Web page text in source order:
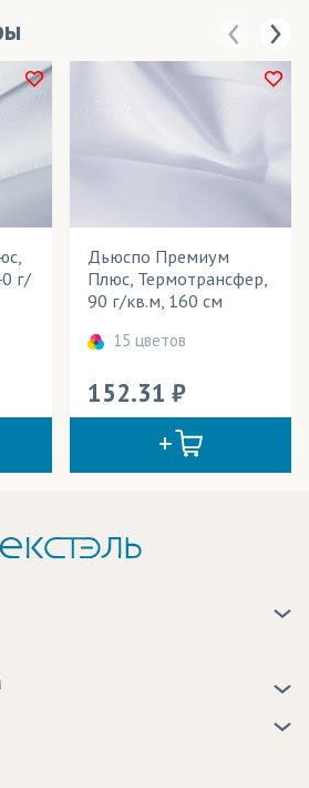
г/
Дьюспо Премиум
Плюс, Термотрансфер,
90 г/кв.м, 160 см
15 цветов
152.31